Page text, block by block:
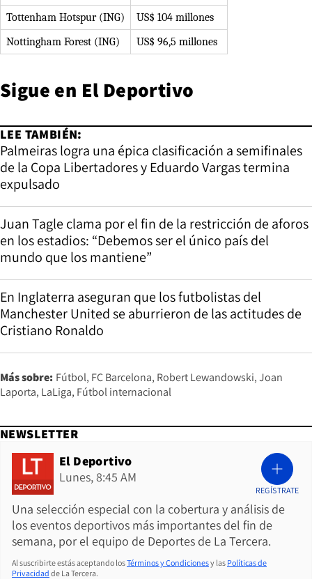
Tottenham Hotspur (ING)
US$ 104 millones
Nottingham Forest (ING)
US$ 96,5 millones
Sigue en El Deportivo
LEE TAMBIÉN:
Palmeiras logra una épica clasificación a semifinales
de la Copa Libertadores y Eduardo Vargas termina
expulsado
Juan Tagle clama por el fin de la restricción de aforos
en los estadios: “Debemos ser el único país del
mundo que los mantiene”
En Inglaterra aseguran que los futbolistas del
Manchester United se aburrieron de las actitudes de
Cristiano Ronaldo
Más sobre: Fútbol FC Barcelona Robert Lewandowski Joan
Laporta LaLiga Fútbol internacional
NEWSLETTER
El Deportivo
Lunes, 8:45 AM
Una selección especial con la cobertura y análisis de
los eventos deportivos más importantes del fin de
semana, por el equipo de Deportes de La Tercera.
REGÍSTRATE
Al suscribirte estás aceptando losTérminos y Condicionesy las Políticas de
Privacidad de La Tercera.